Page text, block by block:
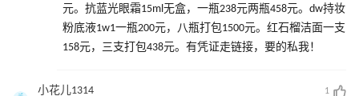
元。抗蓝光眼霜15ml无盒，一瓶238元两瓶458元。dw持妆
粉底液1w1一瓶200元，八瓶打包1500元。红石榴洁面一支
158元，三支打包438元。有凭证走链接，要的私我！
小花儿1314 1